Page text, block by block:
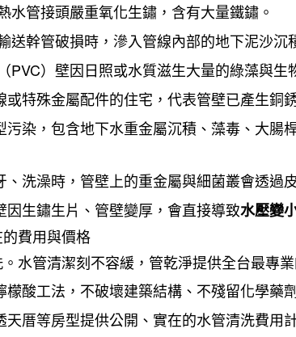
水管接頭嚴重氧化生鏽，含有大量鐵鏽。
送幹管破損時，滲入管線內部的地下泥沙沉
PVC）壁因日照或水質滋生大量的綠藻與生
特殊金屬配件的住宅，代表管壁已產生銅
污染，包含地下水重金屬沉積、藻毒、大腸
、洗澡時，管壁上的重金屬與細菌叢會透過
因生鏽生片、管壁變厚，會直接導致水壓變
費用與價格
水管清潔刻不容緩，管乾淨提供全台最專
酸工法，不破壞建築結構、不殘留化學藥
厝等房型提供公開、實在的水管清洗費用